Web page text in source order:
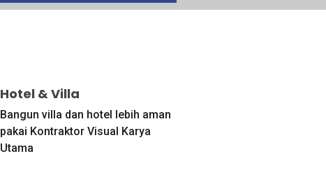
Hotel & Villa
Bangun villa dan hotel lebih aman
pakai Kontraktor Visual Karya
Utama